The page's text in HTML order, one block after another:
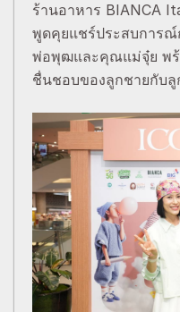
ร้านอาหาร BIANCA
พูดคุยแชร์ประสบการณ์
พ่อพุฒและคุณแม่จุ๋ย พร้
ชื่นชอบของลูกชายกับ